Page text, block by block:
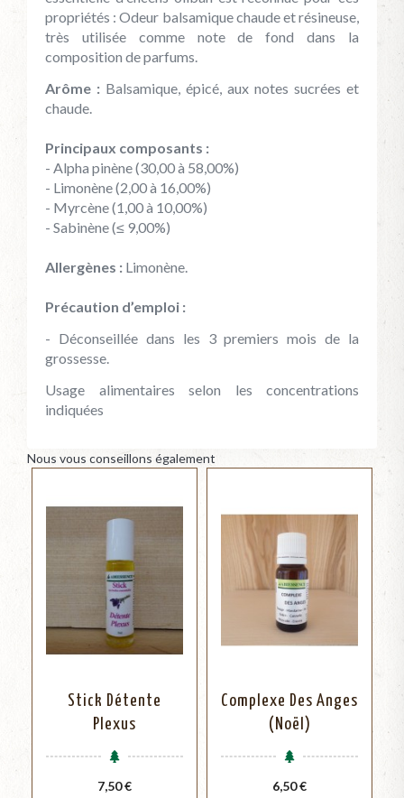
propriétés : Odeur balsamique chaude et résineuse,
très utilisée comme note de fond dans la
composition de parfums.
Arôme : Balsamique, épicé, aux notes sucrées et
chaude.
Principaux composants :
- Alpha pinène (30,00 à 58,00%)
- Limonène (2,00 à 16,00%)
- Myrcène (1,00 à 10,00%)
- Sabinène (≤ 9,00%)
Allergènes : Limonène.
Précaution d’emploi :
- Déconseillée dans les 3 premiers mois de la
grossesse.
Usage alimentaires selon les concentrations
indiquées
Nous vous conseillons également
Stick Détente
Plexus
Prix
7,50 €
Complexe Des Anges
(Noël)
Prix
6,50 €